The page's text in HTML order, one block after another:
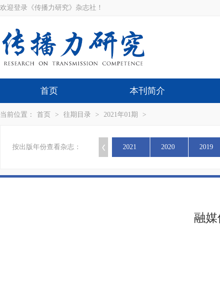
欢迎登录《传播力研究》杂志社！
首页 本刊简介
当前位置： 首页 > 往期目录 > 2021年01期 >
按出版年份查看杂志： 2021 2020 2019
融